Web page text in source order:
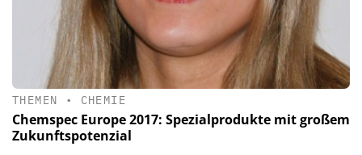
THEMEN • CHEMIE
Chemspec Europe 2017: Spezialprodukte mit großem
Zukunftspotenzial